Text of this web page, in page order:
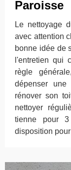
Paroisse
Le nettoyage
avec attention
bonne idée de
l'entretien qui
règle
dépenser une
rénover son
nettoyer
tienne pour
disposition